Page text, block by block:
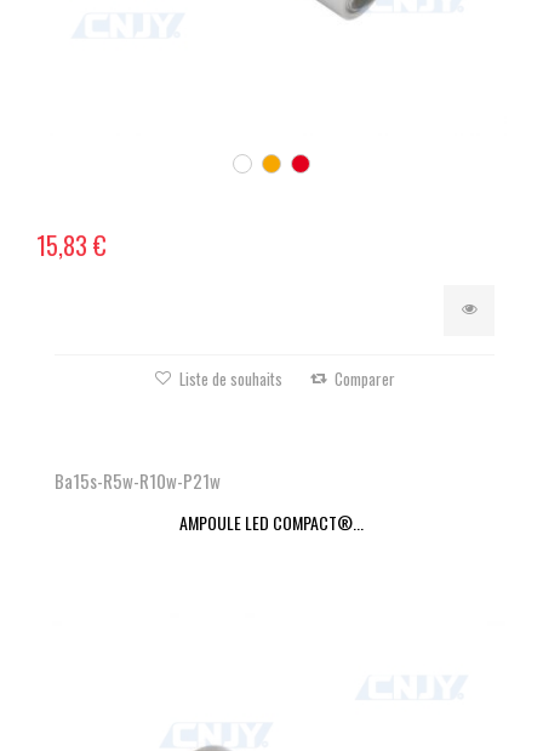
15,83 €
Liste de souhaits Comparer
Ba15s-R5w-R10w-P21w
AMPOULE LED COMPACT®...